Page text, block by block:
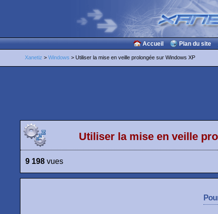
Accueil Plan du site
Xanetiz > Windows > Utiliser la mise en veille prolongée sur Windows XP
Utiliser la mise en veille
9 198 vues